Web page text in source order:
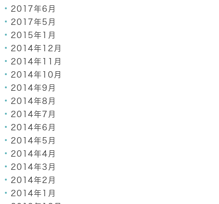
2017年6月
2017年5月
2015年1月
2014年12月
2014年11月
2014年10月
2014年9月
2014年8月
2014年7月
2014年6月
2014年5月
2014年4月
2014年3月
2014年2月
2014年1月